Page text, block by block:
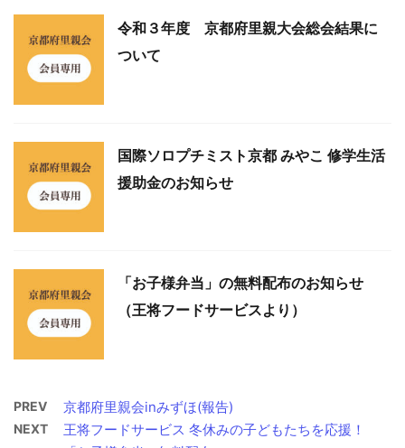
令和３年度 京都府里親大会総会結果に
ついて
国際ソロプチミスト京都 みやこ 修学生活
援助金のお知らせ
「お子様弁当」の無料配布のお知らせ
（王将フードサービスより）
PREV 京都府里親会inみずほ(報告)
NEXT
王将フードサービス 冬休みの子どもたちを応援！